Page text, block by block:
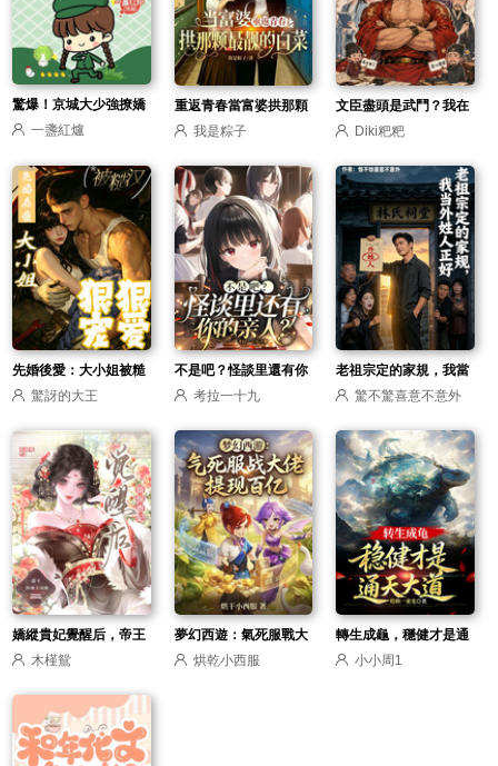
驚爆！京城大少強撩嬌
嬌小知青
一盞紅爐
重返青春當富婆拱那顆
最靚的白菜
我是粽子
文臣盡頭是武鬥？我在
朝堂橫著走
Diki粑粑
先婚後愛：大小姐被糙
漢狠狠寵愛
驚訝的大王
不是吧？怪談里還有你
的親人？
考拉一十九
老祖宗定的家規，我當
外姓人正好
驚不驚喜意不意外
嬌縱貴妃覺醒后，帝王
捧她上鳳座
木槿鴛
夢幻西遊：氣死服戰大
佬提現百億
烘乾小西服
轉生成龜，穩健才是通
天大道小小周1